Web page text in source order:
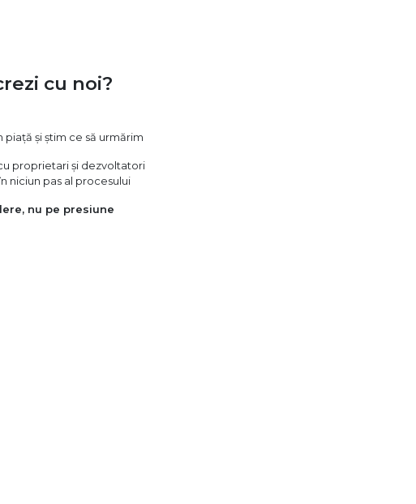
cu noi?
piață și știm ce să urmărim
proprietari și dezvoltatori
niciun pas al procesului
nu pe presiune